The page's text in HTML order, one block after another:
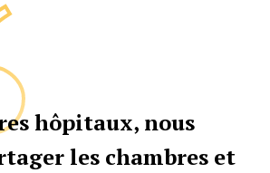
hôpitaux, nous
les chambres et